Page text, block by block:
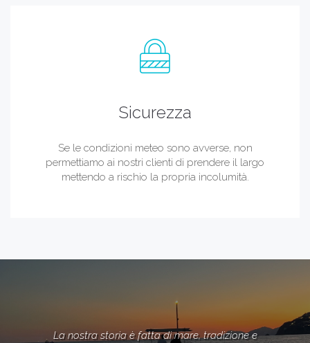
Sicurezza
Se le condizioni meteo sono avverse, non
permettiamo ai nostri clienti di prendere il largo
mettendo a rischio la propria incolumità.
La nostra storia è fatta di mare, tradizione e